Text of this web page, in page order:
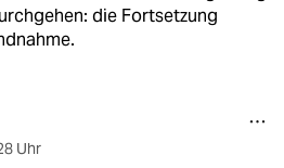
die Fortsetzung
Uhr